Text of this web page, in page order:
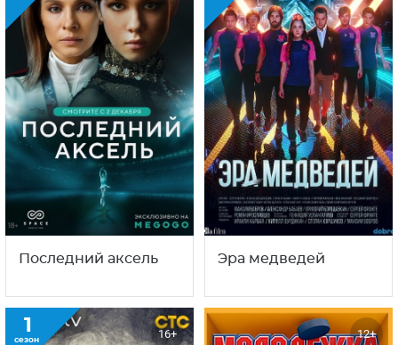
Последний аксель Эра медведей
1
сезон 16+ 12+